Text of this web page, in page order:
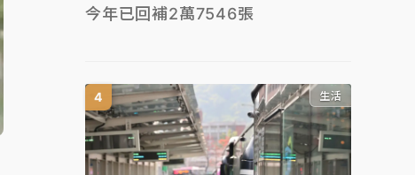
今年已回補2萬7546張
生活